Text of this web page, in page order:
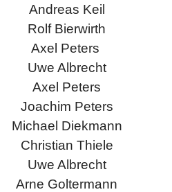
Andreas Keil
Rolf Bierwirth
Axel Peters
Uwe Albrecht
Axel Peters
Joachim Peters
Michael Diekmann
Christian Thiele
Uwe Albrecht
Arne Goltermann